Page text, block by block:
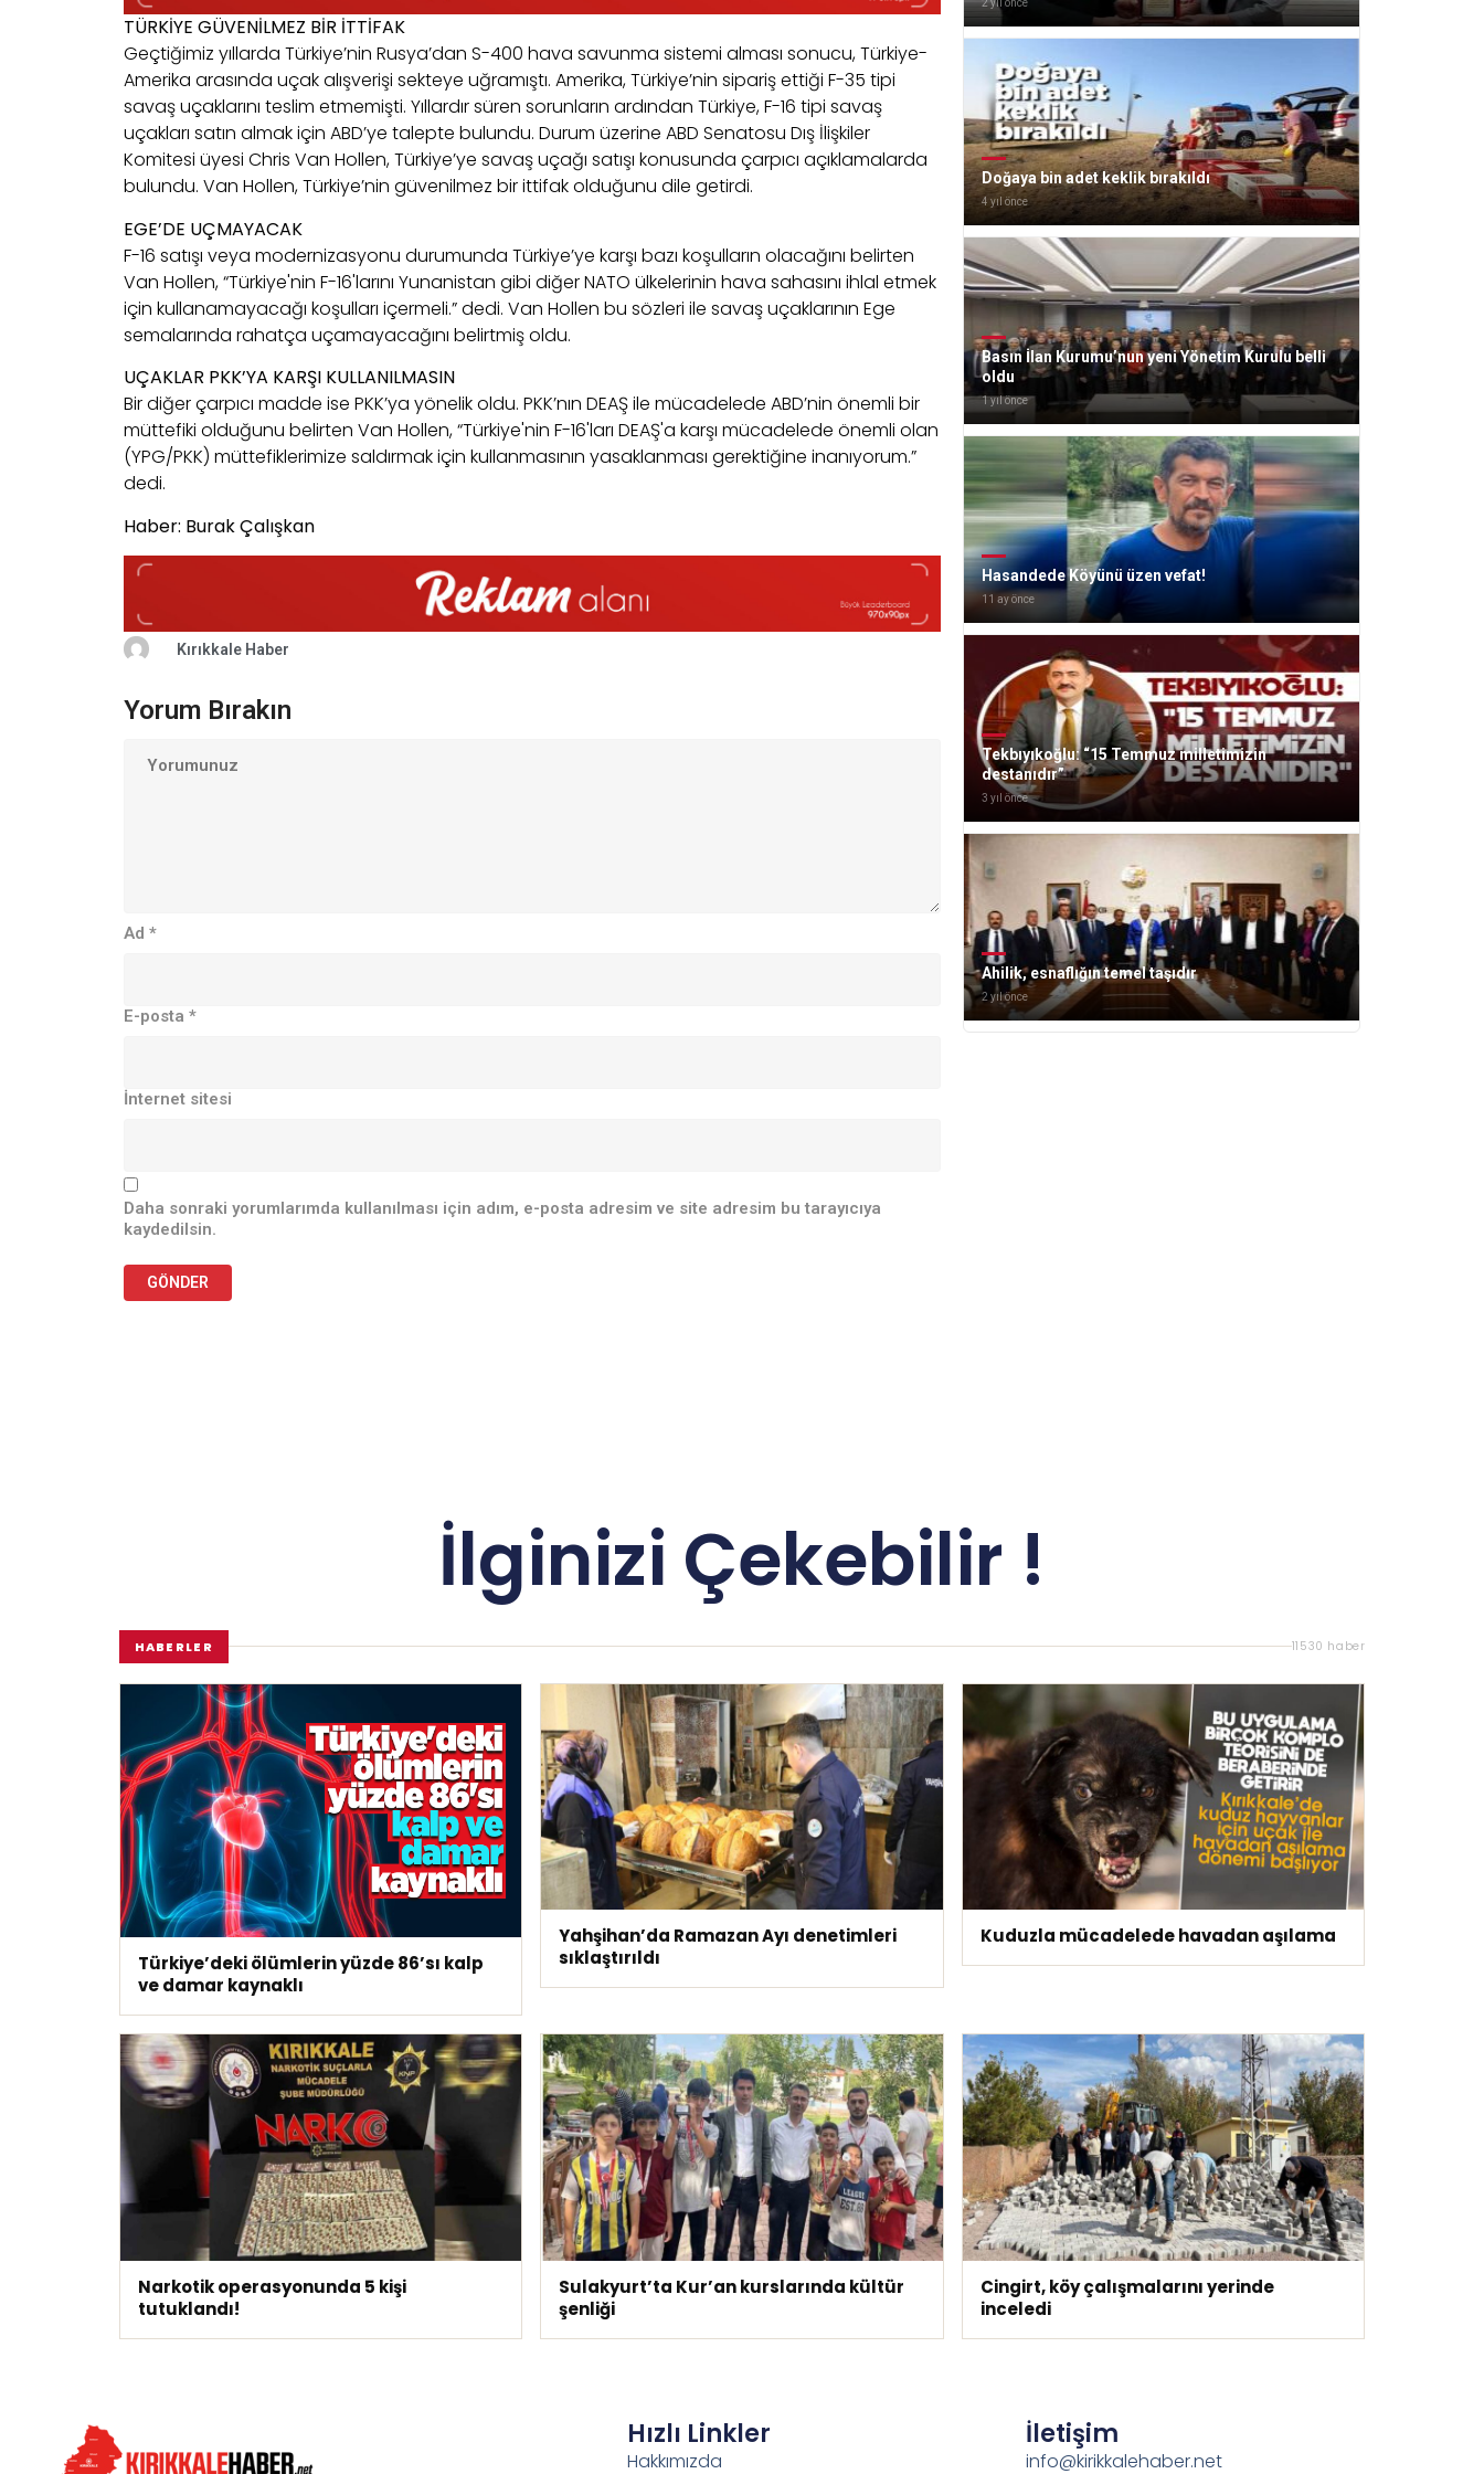
TÜRKİYE GÜVENİLMEZ BİR İTTİFAK
Geçtiğimiz yıllarda Türkiye’nin Rusya’dan S-400 hava savunma sistemi alması sonucu, Türkiye-
Amerika arasında uçak alışverişi sekteye uğramıştı. Amerika, Türkiye’nin sipariş ettiği F-35 tipi
savaş uçaklarını teslim etmemişti. Yıllardır süren sorunların ardından Türkiye, F-16 tipi savaş
uçakları satın almak için ABD’ye talepte bulundu. Durum üzerine ABD Senatosu Dış İlişkiler
Komitesi üyesi Chris Van Hollen, Türkiye’ye savaş uçağı satışı konusunda çarpıcı açıklamalarda
bulundu. Van Hollen, Türkiye’nin güvenilmez bir ittifak olduğunu dile getirdi.
EGE’DE UÇMAYACAK
F-16 satışı veya modernizasyonu durumunda Türkiye’ye karşı bazı koşulların olacağını belirten
Van Hollen, “Türkiye'nin F-16'larını Yunanistan gibi diğer NATO ülkelerinin hava sahasını ihlal etmek
için kullanamayacağı koşulları içermeli.” dedi. Van Hollen bu sözleri ile savaş uçaklarının Ege
semalarında rahatça uçamayacağını belirtmiş oldu.
UÇAKLAR PKK’YA KARŞI KULLANILMASIN
Bir diğer çarpıcı madde ise PKK’ya yönelik oldu. PKK’nın DEAŞ ile mücadelede ABD’nin önemli bir
müttefiki olduğunu belirten Van Hollen, “Türkiye'nin F-16'ları DEAŞ'a karşı mücadelede önemli olan
(YPG/PKK) müttefiklerimize saldırmak için kullanmasının yasaklanması gerektiğine inanıyorum.”
dedi.
Haber: Burak Çalışkan
Kırıkkale Haber
Yorum Bırakın
Ad *
E-posta *
İnternet sitesi
Daha sonraki yorumlarımda kullanılması için adım, e-posta adresim ve site adresim bu tarayıcıya
kaydedilsin.
2 yıl önce
Doğaya bin adet keklik bırakıldı
4 yıl önce
Basın İlan Kurumu’nun yeni Yönetim Kurulu belli
oldu
1 yıl önce
Hasandede Köyünü üzen vefat!
11 ay önce
Tekbıyıkoğlu: “15 Temmuz milletimizin
destanıdır”
3 yıl önce
Ahilik, esnaflığın temel taşıdır
2 yıl önce
İlginizi Çekebilir !
HABERLER 11530 haber
Türkiye’deki ölümlerin yüzde 86’sı kalp
ve damar kaynaklı
Yahşihan’da Ramazan Ayı denetimleri
sıklaştırıldı
Kuduzla mücadelede havadan aşılama
Narkotik operasyonunda 5 kişi
tutuklandı!
Sulakyurt’ta Kur’an kurslarında kültür
şenliği
Cingirt, köy çalışmalarını yerinde
inceledi
Hızlı Linkler
Hakkımızda
İletişim
info@kirikkalehaber.net